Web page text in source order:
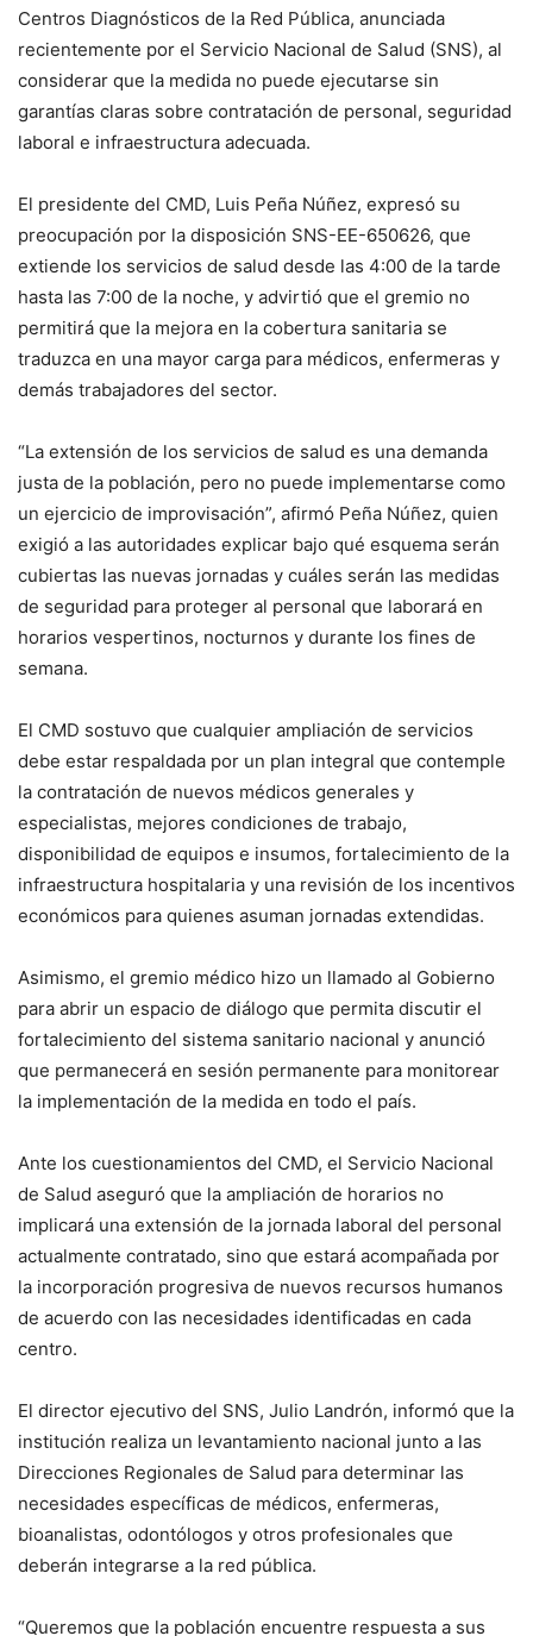
Centros Diagnósticos de la Red Pública, anunciada
recientemente por el Servicio Nacional de Salud (SNS), al
considerar que la medida no puede ejecutarse sin
garantías claras sobre contratación de personal, seguridad
laboral e infraestructura adecuada.
El presidente del CMD, Luis Peña Núñez, expresó su
preocupación por la disposición SNS-EE-650626, que
extiende los servicios de salud desde las 4:00 de la tarde
hasta las 7:00 de la noche, y advirtió que el gremio no
permitirá que la mejora en la cobertura sanitaria se
traduzca en una mayor carga para médicos, enfermeras y
demás trabajadores del sector.
“La extensión de los servicios de salud es una demanda
justa de la población, pero no puede implementarse como
un ejercicio de improvisación”, afirmó Peña Núñez, quien
exigió a las autoridades explicar bajo qué esquema serán
cubiertas las nuevas jornadas y cuáles serán las medidas
de seguridad para proteger al personal que laborará en
horarios vespertinos, nocturnos y durante los fines de
semana.
El CMD sostuvo que cualquier ampliación de servicios
debe estar respaldada por un plan integral que contemple
la contratación de nuevos médicos generales y
especialistas, mejores condiciones de trabajo,
disponibilidad de equipos e insumos, fortalecimiento de la
infraestructura hospitalaria y una revisión de los incentivos
económicos para quienes asuman jornadas extendidas.
Asimismo, el gremio médico hizo un llamado al Gobierno
para abrir un espacio de diálogo que permita discutir el
fortalecimiento del sistema sanitario nacional y anunció
que permanecerá en sesión permanente para monitorear
la implementación de la medida en todo el país.
Ante los cuestionamientos del CMD, el Servicio Nacional
de Salud aseguró que la ampliación de horarios no
implicará una extensión de la jornada laboral del personal
actualmente contratado, sino que estará acompañada por
la incorporación progresiva de nuevos recursos humanos
de acuerdo con las necesidades identificadas en cada
centro.
El director ejecutivo del SNS, Julio Landrón, informó que la
institución realiza un levantamiento nacional junto a las
Direcciones Regionales de Salud para determinar las
necesidades específicas de médicos, enfermeras,
bioanalistas, odontólogos y otros profesionales que
deberán integrarse a la red pública.
“Queremos que la población encuentre respuesta a sus